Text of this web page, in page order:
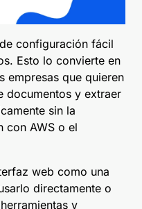
configuración fácil
Esto lo convierte en
empresas que quieren
documentos y extraer
sin la
con AWS o el
web como una
directamente o
y